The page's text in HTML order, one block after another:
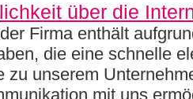
über die
Firma enthält
die eine schnelle
zu unserem
mit uns